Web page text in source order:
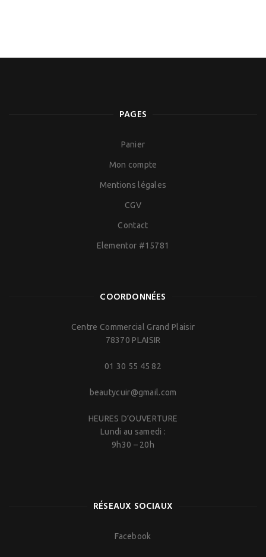
PAGES
Panier
Mon compte
Mentions légales
CGV
Contact
Elementor #15781
COORDONNÉES
Centre Commercial Grand Plaisir
78370 PLAISIR
01 30 55 45 82
beautycuir@gmail.com
HEURES D’OUVERTURE
Lundi au samedi :
9h30 – 20h
RÉSEAUX SOCIAUX
Facebook